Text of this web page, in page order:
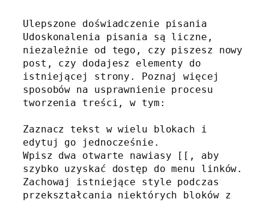
Ulepszone doświadczenie pisania
Udoskonalenia pisania są liczne,
niezależnie od tego, czy piszesz nowy
post, czy dodajesz elementy do
istniejącej strony. Poznaj więcej
sposobów na usprawnienie procesu
tworzenia treści, w tym:
Zaznacz tekst w wielu blokach i
edytuj go jednocześnie.
Wpisz dwa otwarte nawiasy [[, aby
szybko uzyskać dostęp do menu linków.
Zachowaj istniejące style podczas
przekształcania niektórych bloków z